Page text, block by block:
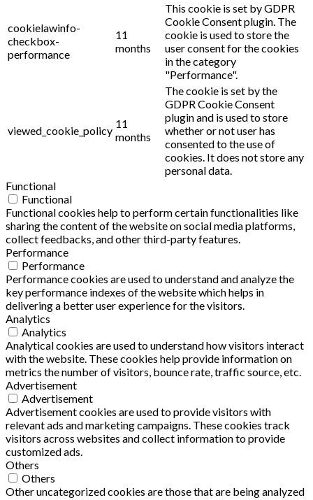
cookielawinfo-
checkbox-
performance
11
months
This cookie is set by GDPR
Cookie Consent plugin. The
cookie is used to store the
user consent for the cookies
in the category
"Performance".
viewed_cookie_policy
11
months
The cookie is set by the
GDPR Cookie Consent
plugin and is used to store
whether or not user has
consented to the use of
cookies. It does not store any
personal data.
Functional
Functional
Functional cookies help to perform certain functionalities like
sharing the content of the website on social media platforms,
collect feedbacks, and other third-party features.
Performance
Performance
Performance cookies are used to understand and analyze the
key performance indexes of the website which helps in
delivering a better user experience for the visitors.
Analytics
Analytics
Analytical cookies are used to understand how visitors interact
with the website. These cookies help provide information on
metrics the number of visitors, bounce rate, traffic source, etc.
Advertisement
Advertisement
Advertisement cookies are used to provide visitors with
relevant ads and marketing campaigns. These cookies track
visitors across websites and collect information to provide
customized ads.
Others
Others
Other uncategorized cookies are those that are being analyzed